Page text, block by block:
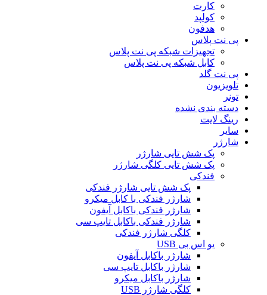
کارت
کولپد
هدفون
پی نت پلاس
تجهیزات شبکه پی نت پلاس
کابل شبکه پی نت پلاس
پی نت گلد
تلویزیون
تونر
دسته بندی نشده
رینگ لایت
سایر
شارژر
پک شش تایی شارژر
پک شش تایی کلگی شارژر
فندکی
پک شش تایی شارژر فندکی
شارژر فندکی با کابل میکرو
شارژر فندکی باکابل آیفون
شارژر فندکی باکابل تایپ سی
کلگی شارژر فندکی
یو اس بی USB
شارژر باکابل آیفون
شارژر باکابل تایپ سی
شارژر باکابل میکرو
کلگی شارژر USB